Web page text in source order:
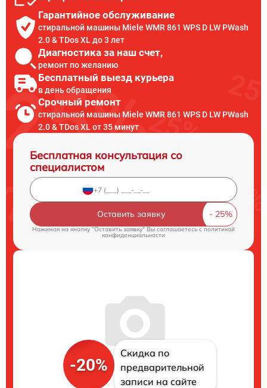
Гарантийное обслуживание
стиральной машины Miele WMR 861 WPS D LW PWash
2.0 & TDos XL до 3 лет
Диагностика за наш счет,
ремонт по желанию
Бесплатный выезд курьера
в день обращения
Срочный ремонт
стиральной машины Miele WMR 861 WPS D LW PWash
2.0 & TDos XL от 35 минут
Бесплатная консультация со
специалистом
Оставить заявку
Нажимая на кнопку "Оставить заявку" Вы соглашаетесь cполитикой
конфиденциальности
-20%
Скидка по
предварительной
записи на сайте